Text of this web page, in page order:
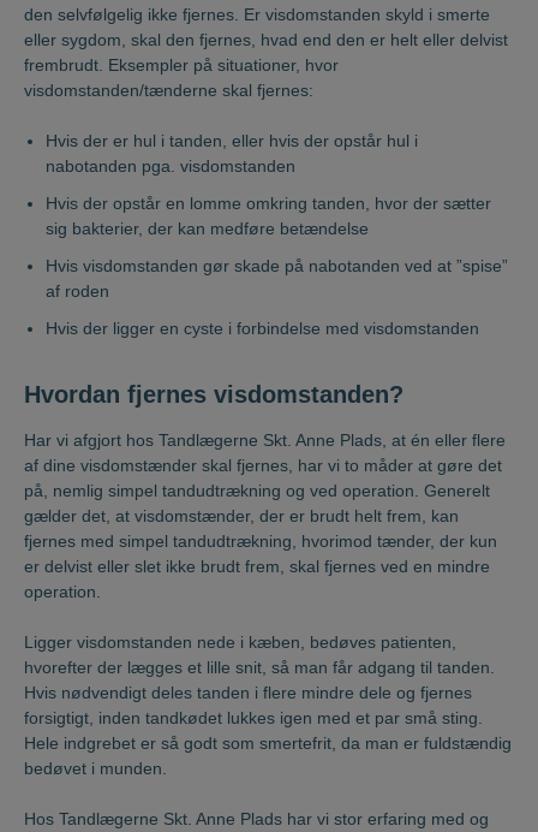
den selvfølgelig ikke fjernes. Er visdomstanden skyld i smerte
eller sygdom, skal den fjernes, hvad end den er helt eller delvist
frembrudt. Eksempler på situationer, hvor
visdomstanden/tænderne skal fjernes:
Hvis der er hul i tanden, eller hvis der opstår hul i
nabotanden pga. visdomstanden
Hvis der opstår en lomme omkring tanden, hvor der sætter
sig bakterier, der kan medføre betændelse
Hvis visdomstanden gør skade på nabotanden ved at ”spise”
af roden
Hvis der ligger en cyste i forbindelse med visdomstanden
Hvordan fjernes visdomstanden?
Har vi afgjort hos Tandlægerne Skt. Anne Plads, at én eller flere
af dine visdomstænder skal fjernes, har vi to måder at gøre det
på, nemlig simpel tandudtrækning og ved operation. Generelt
gælder det, at visdomstænder, der er brudt helt frem, kan
fjernes med simpel tandudtrækning, hvorimod tænder, der kun
er delvist eller slet ikke brudt frem, skal fjernes ved en mindre
operation.
Ligger visdomstanden nede i kæben, bedøves patienten,
hvorefter der lægges et lille snit, så man får adgang til tanden.
Hvis nødvendigt deles tanden i flere mindre dele og fjernes
forsigtigt, inden tandkødet lukkes igen med et par små sting.
Hele indgrebet er så godt som smertefrit, da man er fuldstændig
bedøvet i munden.
Hos Tandlægerne Skt. Anne Plads har vi stor erfaring med og